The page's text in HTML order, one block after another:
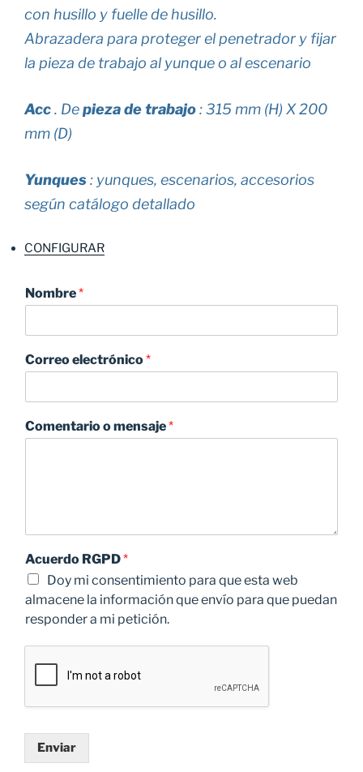
con husillo y fuelle de husillo.
Abrazadera para proteger el penetrador y fijar
la pieza de trabajo al yunque o al escenario
Acc. Depieza de trabajo: 315 mm (H) X 200
mm (D)
Yunques : yunques, escenarios, accesorios
según catálogo detallado
CONFIGURAR
Nombre*
Correo electrónico*
Comentario o mensaje*
Acuerdo RGPD*
Doy mi consentimiento para que esta web
almacene la información que envío para que puedan
responder a mi petición.
Enviar